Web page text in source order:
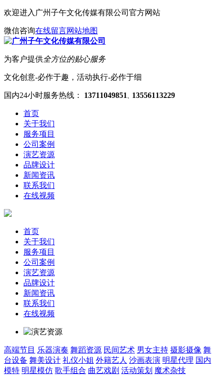
欢迎进入广州子午文化传媒有限公司官方网站
微信咨询在线留言网站地图
为客户提供全方位的贴心服务
文化创意-必作于趣，活动执行-必作于细
国内24小时服务热线： 13711049851 、 13556113229
首页
关于我们
服务项目
公司案例
演艺资源
品牌设计
新闻资讯
联系我们
在线视频
首页
关于我们
服务项目
公司案例
演艺资源
品牌设计
新闻资讯
联系我们
在线视频
高端节目 乐器演奏 舞蹈资源 民间艺术 男女主持 摄影摄像 舞
台设备 舞美设计 礼仪小姐 外籍艺人 沙画表演 明星代理 国内
模特 明星模仿 歌手组合 曲艺戏剧 活动策划 魔术杂技